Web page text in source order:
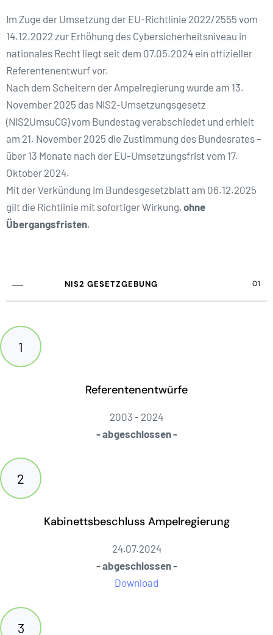
Im Zuge der Umsetzung der EU-Richtlinie 2022/2555 vom
14.12.2022 zur Erhöhung des Cybersicherheitsniveau in
nationales Recht liegt seit dem 07.05.2024 ein offizieller
Referentenentwurf vor.
Nach dem Scheitern der Ampelregierung wurde am 13.
November 2025 das NIS2-Umsetzungsgesetz
(NIS2UmsuCG) vom Bundestag verabschiedet und erhielt
am 21. November 2025 die Zustimmung des Bundesrates –
über 13 Monate nach der EU-Umsetzungsfrist vom 17.
Oktober 2024.​
Mit der Verkündung im Bundesgesetzblatt am 06.12.2025
gilt die Richtlinie mit sofortiger Wirkung, ohne
Übergangsfristen.
NIS2 GESETZGEBUNG 01
Referentenentwürfe
2003 - 2024
- abgeschlossen -
Kabinettsbeschluss Ampelregierung
24.07.2024
- abgeschlossen -
Download